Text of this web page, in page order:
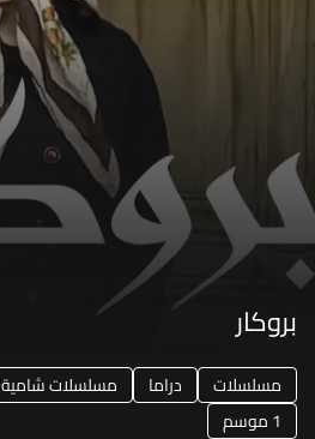
بروكار
مسلسلات دراما مسلسلات شامية
1 موسم